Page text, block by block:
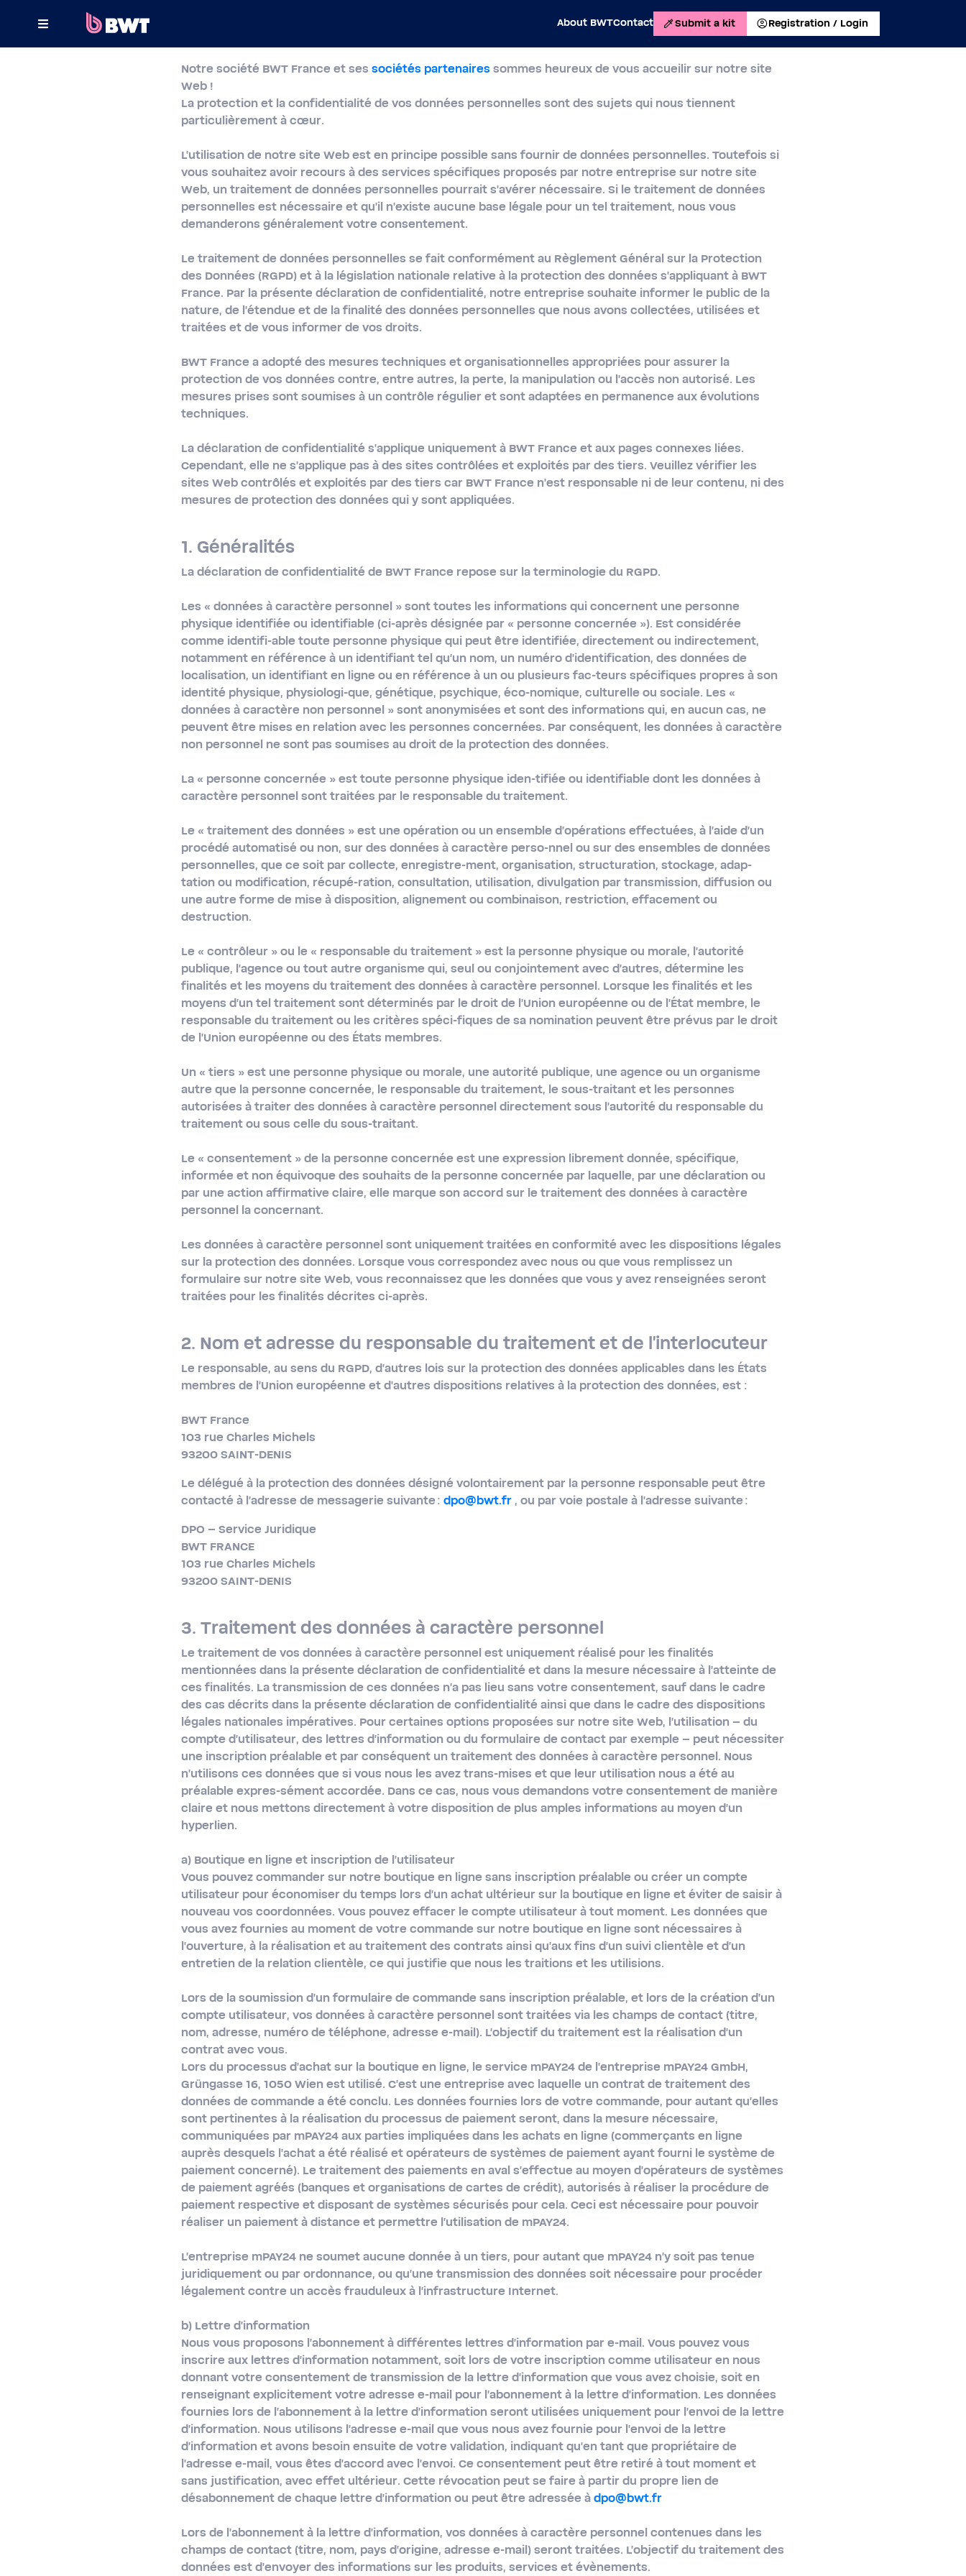
About BWTContact Submit a kit Registration / Login
Notre société BWT France et sessociétés partenaires sommes heureux de vous accueilir sur notre site
Web !
La protection et la confidentialité de vos données personnelles sont des sujets qui nous tiennent
particulièrement à cœur.
L'utilisation de notre site Web est en principe possible sans fournir de données personnelles. Toutefois si
vous souhaitez avoir recours à des services spécifiques proposés par notre entreprise sur notre site
Web, un traitement de données personnelles pourrait s'avérer nécessaire. Si le traitement de données
personnelles est nécessaire et qu'il n'existe aucune base légale pour un tel traitement, nous vous
demanderons généralement votre consentement.
Le traitement de données personnelles se fait conformément au Règlement Général sur la Protection
des Données (RGPD) et à la législation nationale relative à la protection des données s'appliquant à BWT
France. Par la présente déclaration de confidentialité, notre entreprise souhaite informer le public de la
nature, de l'étendue et de la finalité des données personnelles que nous avons collectées, utilisées et
traitées et de vous informer de vos droits.
BWT France a adopté des mesures techniques et organisationnelles appropriées pour assurer la
protection de vos données contre, entre autres, la perte, la manipulation ou l'accès non autorisé. Les
mesures prises sont soumises à un contrôle régulier et sont adaptées en permanence aux évolutions
techniques.
La déclaration de confidentialité s'applique uniquement à BWT France et aux pages connexes liées.
Cependant, elle ne s'applique pas à des sites contrôlées et exploités par des tiers. Veuillez vérifier les
sites Web contrôlés et exploités par des tiers car BWT France n'est responsable ni de leur contenu, ni des
mesures de protection des données qui y sont appliquées.
1. Généralités
La déclaration de confidentialité de BWT France repose sur la terminologie du RGPD.
Les « données à caractère personnel »sont toutes les informations qui concernent une personne
physique identifiée ou identifiable (ci-après désignée par « personne concernée »). Est considérée
comme identifi-able toute personne physique qui peut être identifiée, directement ou indirectement,
notamment en référence à un identifiant tel qu'un nom, un numéro d'identification, des données de
localisation, un identifiant en ligne ou en référence à un ou plusieurs fac-teurs spécifiques propres à son
identité physique, physiologi-que, génétique, psychique, éco-nomique, culturelle ou sociale. Les «
données à caractère non personnel » sont anonymisées et sont des informations qui, en aucun cas, ne
peuvent être mises en relation avec les personnes concernées. Par conséquent, les données à caractère
non personnel ne sont pas soumises au droit de la protection des données.
La « personne concernée » est toute personne physique iden-tifiée ou identifiable dont les données à
caractère personnel sont traitées par le responsable du traitement.
Le « traitement des données » est une opération ou un ensemble d’opérations effectuées, à l'aide d'un
procédé automatisé ou non, sur des données à caractère perso-nnel ou sur des ensembles de données
personnelles, que ce soit par collecte, enregistre-ment, organisation, structuration, stockage, adap-
tation ou modification, récupé-ration, consultation, utilisation, divulgation par transmission, diffusion ou
une autre forme de mise à disposition, alignement ou combinaison, restriction, effacement ou
destruction.
Le « contrôleur »ou le « responsable du traitement » est la personne physique ou morale, l'autorité
publique, l'agence ou tout autre organisme qui, seul ou conjointement avec d'autres, détermine les
finalités et les moyens du traitement des données à caractère personnel. Lorsque les finalités et les
moyens d'un tel traitement sont déterminés par le droit de l'Union européenne ou de l'État membre, le
responsable du traitement ou les critères spéci-fiques de sa nomination peuvent être prévus par le droit
de l'Union européenne ou des États membres.
Un « tiers » est une personne physique ou morale, une autorité publique, une agence ou un organisme
autre que la personne concernée, le responsable du traitement, le sous-traitant et les personnes
autorisées à traiter des données à caractère personnel directement sous l'autorité du responsable du
traitement ou sous celle du sous-traitant.
Le « consentement » de la personne concernée est une expression librement donnée, spécifique,
informée et non équivoque des souhaits de la personne concernée par laquelle, par une déclaration ou
par une action affirmative claire, elle marque son accord sur le traitement des données à caractère
personnel la concernant.
Les données à caractère personnel sont uniquement traitées en conformité avec les dispositions légales
sur la protection des données. Lorsque vous correspondez avec nous ou que vous remplissez un
formulaire sur notre site Web, vous reconnaissez que les données que vous y avez renseignées seront
traitées pour les finalités décrites ci-après.
2. Nom et adresse du responsable du traitement et de l'interlocuteur
Le responsable, au sens du RGPD, d’autres lois sur la protection des données applicables dans les États
membres de l’Union européenne et d'autres dispositions relatives à la protection des données, est :
BWT France
103 rue Charles Michels
93200 SAINT-DENIS
Le délégué à la protection des données désigné volontairement par la personne responsable peut être
contacté à l’adresse de messagerie suivante :dpo@bwt.fr , ou par voie postale à l’adresse suivante :
DPO – Service Juridique
BWT FRANCE
103 rue Charles Michels
93200 SAINT-DENIS
3. Traitement des données à caractère personnel
Le traitement de vos données à caractère personnel est uniquement réalisé pour les finalités
mentionnées dans la présente déclaration de confidentialité et dans la mesure nécessaire à l'atteinte de
ces finalités. La transmission de ces données n'a pas lieu sans votre consentement, sauf dans le cadre
des cas décrits dans la présente déclaration de confidentialité ainsi que dans le cadre des dispositions
légales nationales impératives. Pour certaines options proposées sur notre site Web, l'utilisation – du
compte d'utilisateur, des lettres d'information ou du formulaire de contact par exemple – peut nécessiter
une inscription préalable et par conséquent un traitement des données à caractère personnel. Nous
n'utilisons ces données que si vous nous les avez trans-mises et que leur utilisation nous a été au
préalable expres-sément accordée. Dans ce cas, nous vous demandons votre consentement de manière
claire et nous mettons directement à votre disposition de plus amples informations au moyen d'un
hyperlien.
a) Boutique en ligne et inscription de l'utilisateur
Vous pouvez commander sur notre boutique en ligne sans inscription préalable ou créer un compte
utilisateur pour économiser du temps lors d'un achat ultérieur sur la boutique en ligne et éviter de saisir à
nouveau vos coordonnées. Vous pouvez effacer le compte utilisateur à tout moment. Les données que
vous avez fournies au moment de votre commande sur notre boutique en ligne sont nécessaires à
l'ouverture, à la réalisation et au traitement des contrats ainsi qu'aux fins d'un suivi clientèle et d'un
entretien de la relation clientèle, ce qui justifie que nous les traitions et les utilisions.
Lors de la soumission d'un formulaire de commande sans inscription préalable, et lors de la création d'un
compte utilisateur, vos données à caractère personnel sont traitées via les champs de contact (titre,
nom, adresse, numéro de téléphone, adresse e-mail). L'objectif du traitement est la réalisation d'un
contrat avec vous.
Lors du processus d'achat sur la boutique en ligne, le service mPAY24 de l'entreprise mPAY24 GmbH,
Grüngasse 16, 1050 Wien est utilisé. C'est une entreprise avec laquelle un contrat de traitement des
données de commande a été conclu. Les données fournies lors de votre commande, pour autant qu'elles
sont pertinentes à la réalisation du processus de paiement seront, dans la mesure nécessaire,
communiquées par mPAY24 aux parties impliquées dans les achats en ligne (commerçants en ligne
auprès desquels l'achat a été réalisé et opérateurs de systèmes de paiement ayant fourni le système de
paiement concerné). Le traitement des paiements en aval s'effectue au moyen d'opérateurs de systèmes
de paiement agréés (banques et organisations de cartes de crédit), autorisés à réaliser la procédure de
paiement respective et disposant de systèmes sécurisés pour cela. Ceci est nécessaire pour pouvoir
réaliser un paiement à distance et permettre l'utilisation de mPAY24.
L'entreprise mPAY24 ne soumet aucune donnée à un tiers, pour autant que mPAY24 n'y soit pas tenue
juridiquement ou par ordonnance, ou qu'une transmission des données soit nécessaire pour procéder
légalement contre un accès frauduleux à l'infrastructure Internet.
b) Lettre d'information
Nous vous proposons l'abonnement à différentes lettres d'information par e-mail. Vous pouvez vous
inscrire aux lettres d'information notamment, soit lors de votre inscription comme utilisateur en nous
donnant votre consentement de transmission de la lettre d'information que vous avez choisie, soit en
renseignant explicitement votre adresse e-mail pour l'abonnement à la lettre d'information. Les données
fournies lors de l'abonnement à la lettre d'information seront utilisées uniquement pour l'envoi de la lettre
d'information. Nous utilisons l'adresse e-mail que vous nous avez fournie pour l'envoi de la lettre
d'information et avons besoin ensuite de votre validation, indiquant qu'en tant que propriétaire de
l'adresse e-mail, vous êtes d'accord avec l'envoi. Ce consentement peut être retiré à tout moment et
sans justification, avec effet ultérieur. Cette révocation peut se faire à partir du propre lien de
désabonnement de chaque lettre d'information ou peut être adressée àdpo@bwt.fr
Lors de l'abonnement à la lettre d'information, vos données à caractère personnel contenues dans les
champs de contact (titre, nom, pays d'origine, adresse e-mail) seront traitées. L'objectif du traitement des
données est d'envoyer des informations sur les produits, services et évènements.